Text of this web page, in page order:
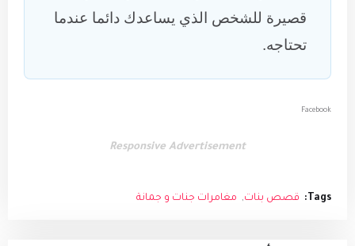
قصيرة للشخص الذي يساعدك دائما عندما
تحتاجه.
Facebook
Responsive Advertisement
Tags: قصص بنات مغامرات جنات و جمانة